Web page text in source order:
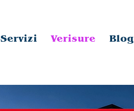
Servizi Verisure Blog